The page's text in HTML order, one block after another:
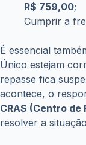
R$ 759,00;
Cumprir a
É essencial
Único estejam
repasse fica
acontece, o
CRAS (Centro
resolver a